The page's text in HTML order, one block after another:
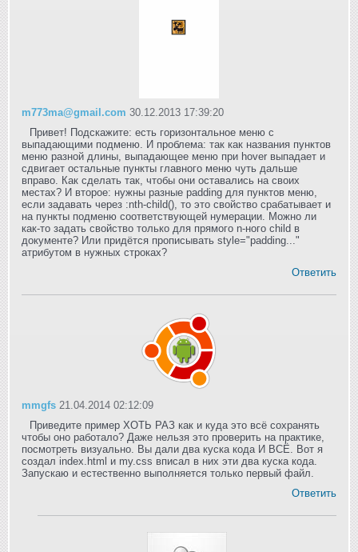
m773ma@gmail.com 30.12.2013 17:39:20
Привет! Подскажите: есть горизонтальное меню с
выпадающими подменю. И проблема: так как названия пунктов
меню разной длины, выпадающее меню при hover выпадает и
сдвигает остальные пункты главного меню чуть дальше
вправо. Как сделать так, чтобы они оставались на своих
местах? И второе: нужны разные padding для пунктов меню,
если задавать через :nth-child(), то это свойство срабатывает и
на пункты подменю соответствующей нумерации. Можно ли
как-то задать свойство только для прямого n-ного child в
документе? Или придётся прописывать style="padding..."
атрибутом в нужных строках?
Ответить
mmgfs 21.04.2014 02:12:09
Приведите пример ХОТЬ РАЗ как и куда это всё сохранять
чтобы оно работало? Даже нельзя это проверить на практике,
посмотреть визуально. Вы дали два куска кода И ВСЁ. Вот я
создал index.html и my.css вписал в них эти два куска кода.
Запускаю и естественно выполняется только первый файл.
Ответить